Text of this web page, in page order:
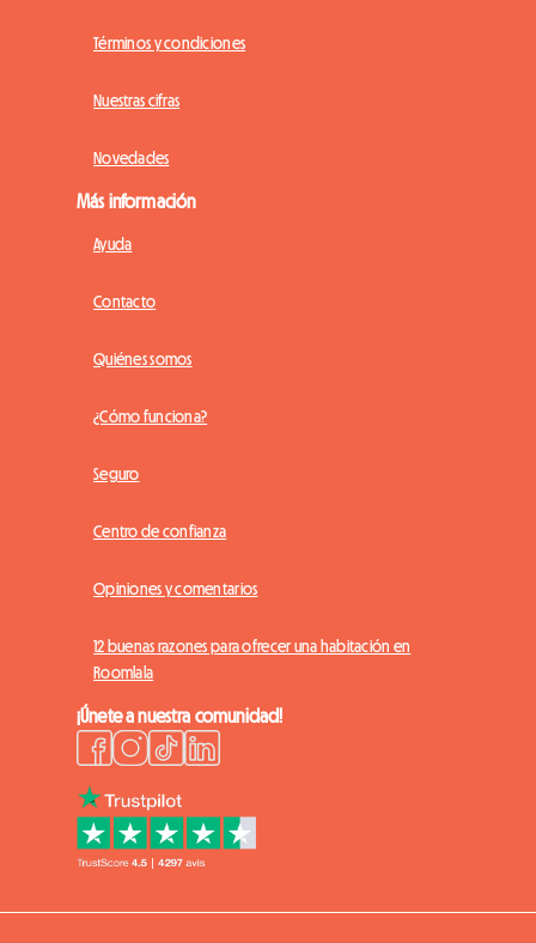
Términos y condiciones
Nuestras cifras
Novedades
Más información
Ayuda
Contacto
Quiénes somos
¿Cómo funciona?
Seguro
Centro de confianza
Opiniones y comentarios
12 buenas razones para ofrecer una habitación en
Roomlala
¡Únete a nuestra comunidad!